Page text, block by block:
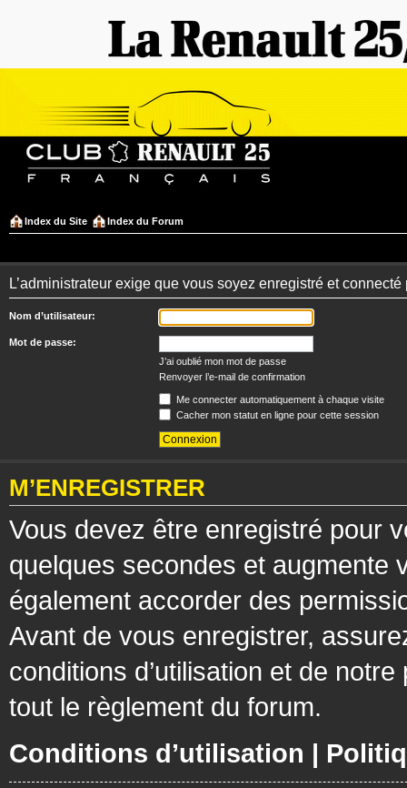
Index du Site Index du Forum
L’administrateur exige que vous soyez enregistré et
Nom d’utilisateur:
Mot de passe:
J’ai oublié mon mot de passe
Renvoyer l’e-mail de confirmation
Me connecter automatiquement à chaque visite
Cacher mon statut en ligne pour cette session
M’ENREGISTRER
Vous devez être enregistré pour
quelques secondes et augmente
également accorder des
Avant de vous enregistrer,
conditions d’utilisation et de
tout le règlement du forum.
Conditions d’utilisation |